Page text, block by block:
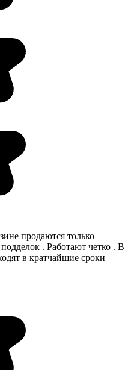
продаются только
. Работают четко . В
в кратчайшие сроки